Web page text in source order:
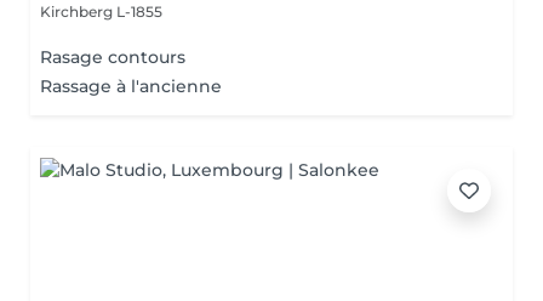
Kirchberg L-1855
Rasage contours
Rassage à l'ancienne